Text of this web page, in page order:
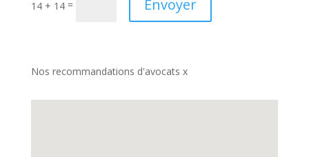
14 + 14= Envoyer
Nos recommandations d'avocats x